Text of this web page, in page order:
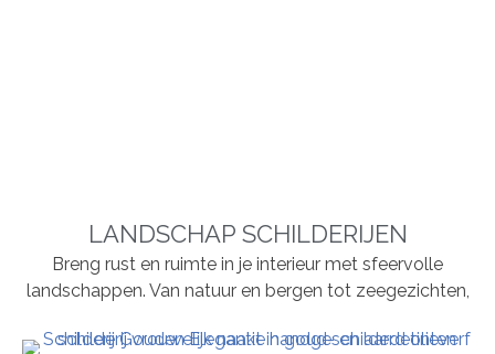
LANDSCHAP SCHILDERIJEN
Breng rust en ruimte in je interieur met sfeervolle
landschappen. Van natuur en bergen tot zeegezichten,